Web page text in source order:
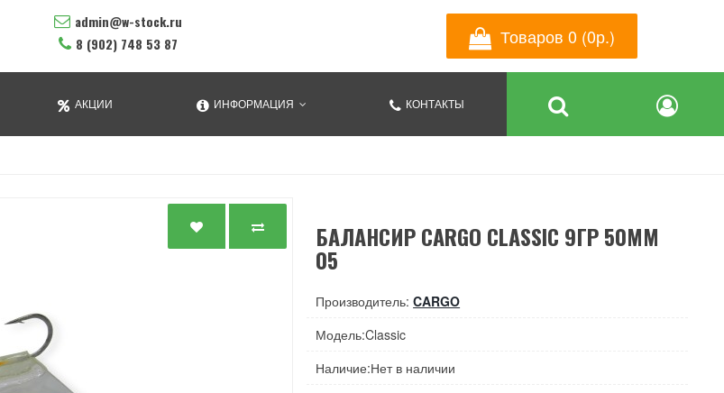
admin@w-stock.ru
8 (902) 748 53 87
Товаров 0 (0р.)
АКЦИИ ИНФОРМАЦИЯ КОНТАКТЫ
БАЛАНСИР CARGO CLASSIC 9ГР 50ММ
05
Производитель:CARGO
Модель:Classic
Наличие:Нет в наличии